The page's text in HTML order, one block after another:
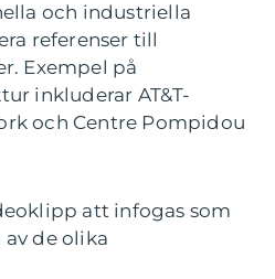
och industriella
referenser till
Exempel på
inkluderar AT&T-
och Centre Pompidou
att infogas som
de olika